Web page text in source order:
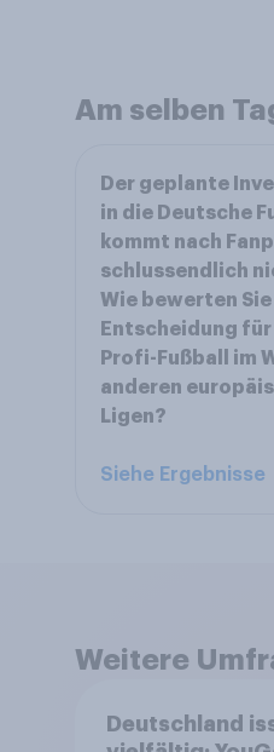
Am selben
Der geplante
in die Deutsche
kommt nach
schlussendlich
Wie bewerten
Entscheidung
Profi-Fußball im
anderen
Ligen?
Siehe Ergebnisse
Weitere
Deutschland